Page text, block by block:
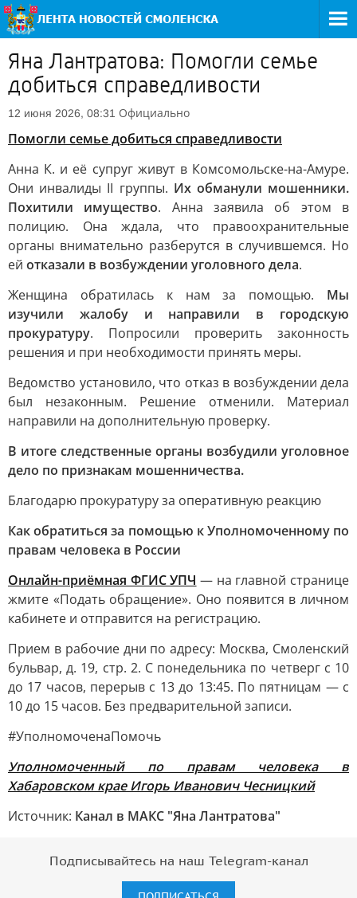
Яна Лантратова: Помогли семье
добиться справедливости
12 июня 2026, 08:31 Официально
Помогли семье добиться справедливости
Анна К. и её супруг живут в Комсомольске-на-Амуре.
Они инвалиды II группы. Их обманули мошенники.
Похитили имущество. Анна заявила об этом в
полицию. Она ждала, что правоохранительные
органы внимательно разберутся в случившемся. Но
ей отказали в возбуждении уголовного дела.
Женщина обратилась к нам за помощью. Мы
изучили жалобу и направили в городскую
прокуратуру. Попросили проверить законность
решения и при необходимости принять меры.
Ведомство установило, что отказ в возбуждении дела
был незаконным. Решение отменили. Материал
направили на дополнительную проверку.
В итоге следственные органы возбудили уголовное
дело по признакам мошенничества.
Благодарю прокуратуру за оперативную реакцию
Как обратиться за помощью к Уполномоченному по
правам человека в России
Онлайн-приёмная ФГИС УПЧ — на главной странице
жмите «Подать обращение». Оно появится в личном
кабинете и отправится на регистрацию.
Прием в рабочие дни по адресу: Москва, Смоленский
бульвар, д. 19, стр. 2. С понедельника по четверг с 10
до 17 часов, перерыв с 13 до 13:45. По пятницам — с
10 до 15 часов. Без предварительной записи.
#УполномоченаПомочь
Уполномоченный по правам человека в
Хабаровском крае Игорь Иванович Чесницкий
Источник: Канал в МАКС "Яна Лантратова"
Подписывайтесь на наш Telegram-канал